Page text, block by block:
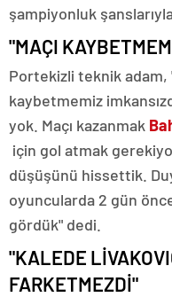
şampiyonluk
"MAÇI
Portekizli teknik adam,
kaybetmemiz
yok. Maçı kazanmak
için gol atmak
düşüşünü hissettik.
oyuncularda 2 gün
gördük" dedi.
"KALEDE
FARKETMEZDİ"